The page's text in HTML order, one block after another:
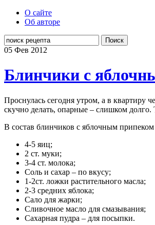
О сайте
Об авторе
Поиск
05 Фев 2012
Блинчики с
Проснулась сегодня утром, а в
скучно делать, опарные – слишком
В состав блинчиков с яблочным припеком
4-5 яиц;
2 ст. муки;
3-4 ст. молока;
Соль и сахар – по вкусу;
1-2ст. ложки растительного масла;
2-3 средних яблока;
Сало для жарки;
Сливочное масло для смазывания;
Сахарная пудра – для посыпки.